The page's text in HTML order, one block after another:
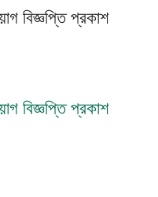
বিজ্ঞপ্তি প্রকাশ
বিজ্ঞপ্তি প্রকাশ